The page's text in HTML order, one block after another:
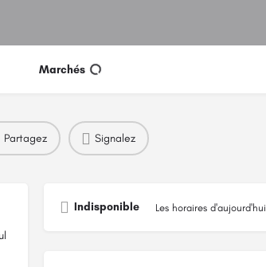
Marchés
Partagez Signalez
Indisponible Les horaires